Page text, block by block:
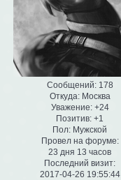
Сообщений:178
Откуда:Москва
Уважение: +24
Позитив: +1
Пол: Мужской
Провел на форуме:
23 дня 13 часов
Последний визит:
2017-04-26 19:55:44